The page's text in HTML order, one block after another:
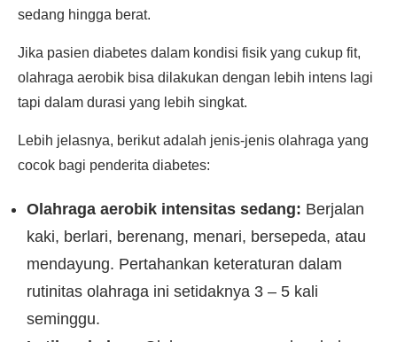
sedang hingga berat.
Jika pasien diabetes dalam kondisi fisik yang cukup fit,
olahraga aerobik bisa dilakukan dengan lebih intens lagi
tapi dalam durasi yang lebih singkat.
Lebih jelasnya, berikut adalah jenis-jenis olahraga yang
cocok bagi penderita diabetes:
Olahraga aerobik intensitas sedang: Berjalan
kaki, berlari, berenang, menari, bersepeda, atau
mendayung. Pertahankan keteraturan dalam
rutinitas olahraga ini setidaknya 3 – 5 kali
seminggu.